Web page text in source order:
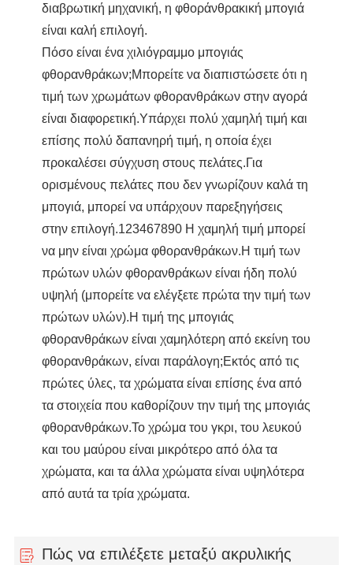
διαβρωτική μηχανική, η φθοράνθρακική μπογιά
είναι καλή επιλογή.
Πόσο είναι ένα χιλιόγραμμο μπογιάς
φθορανθράκων;Μπορείτε να διαπιστώσετε ότι η
τιμή των χρωμάτων φθορανθράκων στην αγορά
είναι διαφορετική.Υπάρχει πολύ χαμηλή τιμή και
επίσης πολύ δαπανηρή τιμή, η οποία έχει
προκαλέσει σύγχυση στους πελάτες.Για
ορισμένους πελάτες που δεν γνωρίζουν καλά τη
μπογιά, μπορεί να υπάρχουν παρεξηγήσεις
στην επιλογή.123467890 Η χαμηλή τιμή μπορεί
να μην είναι χρώμα φθορανθράκων.Η τιμή των
πρώτων υλών φθορανθράκων είναι ήδη πολύ
υψηλή (μπορείτε να ελέγξετε πρώτα την τιμή των
πρώτων υλών).Η τιμή της μπογιάς
φθορανθράκων είναι χαμηλότερη από εκείνη του
φθορανθράκων, είναι παράλογη;Εκτός από τις
πρώτες ύλες, τα χρώματα είναι επίσης ένα από
τα στοιχεία που καθορίζουν την τιμή της μπογιάς
φθορανθράκων.Το χρώμα του γκρι, του λευκού
και του μαύρου είναι μικρότερο από όλα τα
χρώματα, και τα άλλα χρώματα είναι υψηλότερα
από αυτά τα τρία χρώματα.
Πώς να επιλέξετε μεταξύ ακρυλικής